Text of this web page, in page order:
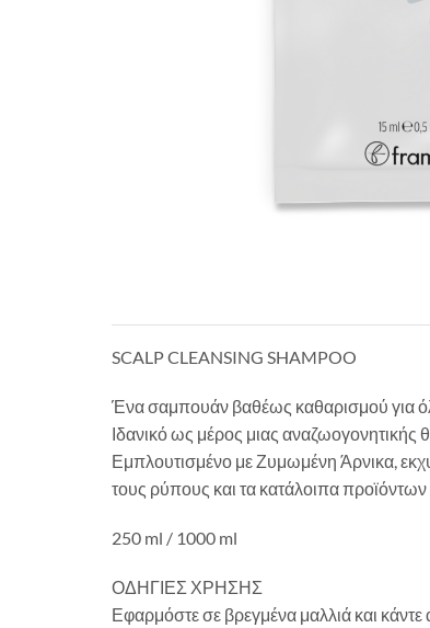
SCALP CLEANSING SHAMPOO
Ένα σαμπουάν βαθέως καθαρισμού για
Ιδανικό ως μέρος μιας αναζωογονητικής
Εμπλουτισμένο με Ζυμωμένη Άρνικα,
τους ρύπους και τα κατάλοιπα
250 ml / 1000 ml
ΟΔΗΓΙΕΣ ΧΡΗΣΗΣ
Εφαρμόστε σε βρεγμένα μαλλιά και